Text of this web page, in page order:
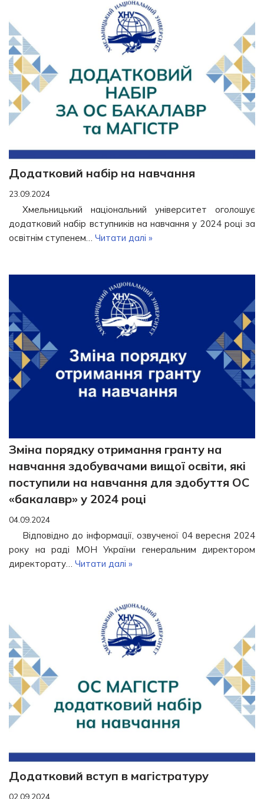
Додатковий набір на навчання
23.09.2024
Хмельницький національний університет оголошує
додатковий набір вступників на навчання у 2024 році за
освітнім ступенем… Читати далі »
Зміна порядку отримання гранту на
навчання здобувачами вищої освіти, які
поступили на навчання для здобуття ОС
«бакалавр» у 2024 році
04.09.2024
Відповідно до інформації, озвученої 04 вересня 2024
року на раді МОН України генеральним директором
директорату… Читати далі »
Додатковий вступ в магістратуру
02.09.2024